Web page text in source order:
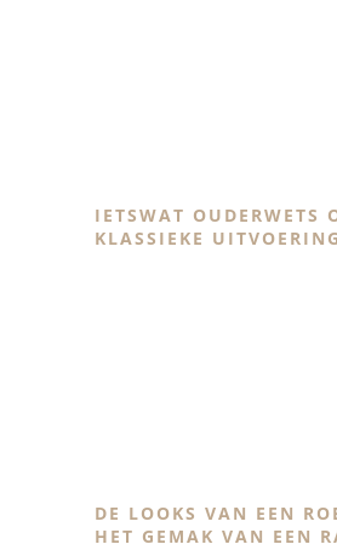
IETSWAT OUDERWETS
KLASSIEKE UITVOERING
DE LOOKS VAN EEN
HET GEMAK VAN EEN